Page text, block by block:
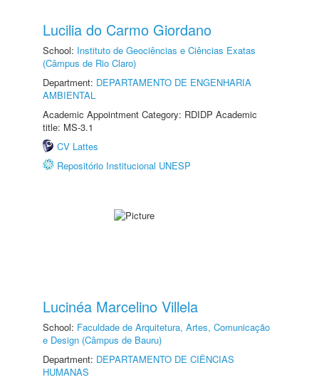
Lucilia do Carmo Giordano
School: Instituto de Geociências e Ciências Exatas
(Câmpus de Rio Claro)
Department: DEPARTAMENTO DE ENGENHARIA
AMBIENTAL
Academic Appointment Category: RDIDP Academic
title: MS-3.1
CV Lattes
Repositório Institucional UNESP
Lucinéa Marcelino Villela
School: Faculdade de Arquitetura, Artes, Comunicação
e Design (Câmpus de Bauru)
Department: DEPARTAMENTO DE CIÊNCIAS
HUMANAS